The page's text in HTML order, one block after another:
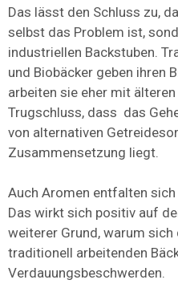
Das lässt den Schluss zu,
selbst das Problem ist,
industriellen Backstuben.
und Biobäcker geben ihren
arbeiten sie eher mit
Trugschluss, dass das
von alternativen
Zusammensetzung liegt.
Auch Aromen entfalten
Das wirkt sich positiv auf
weiterer Grund, warum sich
traditionell arbeitenden
Verdauungsbeschwerden.